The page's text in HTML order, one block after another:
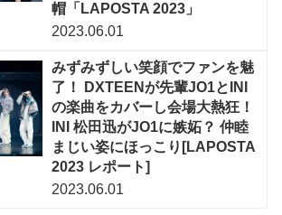
帽「LAPOSTA 2023」
2023.06.01
みずみずしい笑顔でファンを魅
了！ DXTEENが先輩JO1とINI
の楽曲をカバーし会場大熱狂！
INI 松田迅がJO1に嫉妬？ 仲睦
まじい姿にほっこり[LAPOSTA
2023 レポート]
2023.06.01